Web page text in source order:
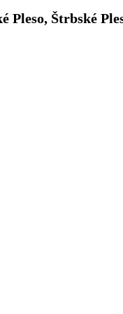
Pleso, Štrbské